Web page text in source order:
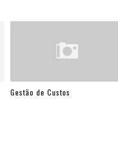
Gestão de Custos